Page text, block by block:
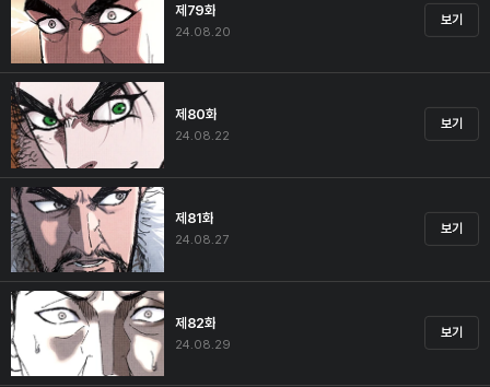
제79화
24.08.20
보기
제80화
24.08.22
보기
제81화
24.08.27
보기
제82화
24.08.29
보기